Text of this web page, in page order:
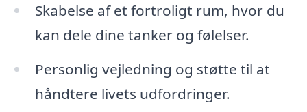
Skabelse af et fortroligt rum, hvor du
kan dele dine tanker og følelser.
Personlig vejledning og støtte til at
håndtere livets udfordringer.